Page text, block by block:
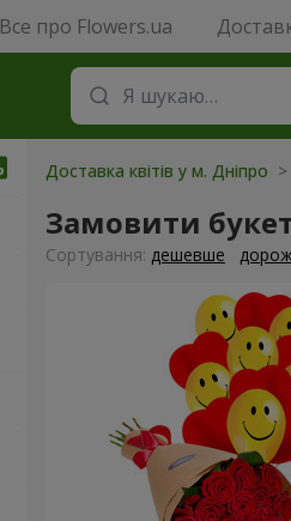
Все про Flowers.ua
Доставка квітів у м. Дніпро
Замовити
Сортування: дешевше